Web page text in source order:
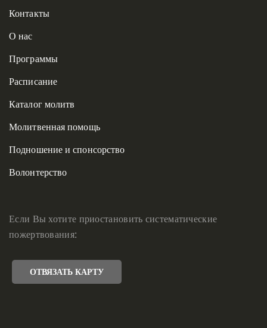
Контакты
О нас
Программы
Расписание
Каталог молитв
Молитвенная помощь
Подношение и спонсорство
Волонтерство
Если Вы хотите приостановить систематические
пожертвования:
ОТВЯЗАТЬ КАРТУ